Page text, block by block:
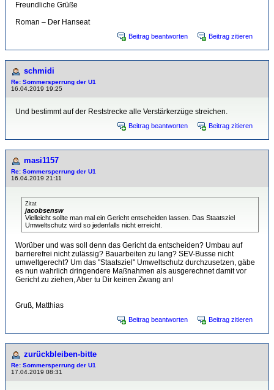
Freundliche Grüße
Roman – Der Hanseat
Beitrag beantworten Beitrag zitieren
schmidi
Re: Sommersperrung der U1
16.04.2019 19:25
Und bestimmt auf der Reststrecke alle Verstärkerzüge streichen.
Beitrag beantworten Beitrag zitieren
masi1157
Re: Sommersperrung der U1
16.04.2019 21:11
Zitat
jacobsensw
Vielleicht sollte man mal ein Gericht entscheiden lassen. Das Staatsziel
Umweltschutz wird so jedenfalls nicht erreicht.
Worüber und was soll denn das Gericht da entscheiden? Umbau auf
barrierefrei nicht zulässig? Bauarbeiten zu lang? SEV-Busse nicht
umweltgerecht? Um das "Staatsziel" Umweltschutz durchzusetzen, gäbe
es nun wahrlich dringendere Maßnahmen als ausgerechnet damit vor
Gericht zu ziehen, Aber tu Dir keinen Zwang an!
Gruß, Matthias
Beitrag beantworten Beitrag zitieren
zurückbleiben-bitte
Re: Sommersperrung der U1
17.04.2019 08:31